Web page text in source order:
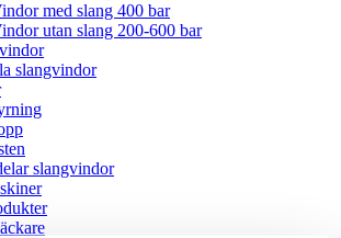
med slang 400 bar
utan slang 200-600 bar
slangvindor
slangvindor